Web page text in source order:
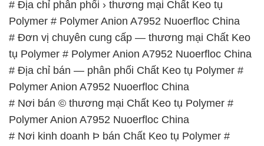
# Địa chỉ phân phối › thương mại Chất Keo tụ
Polymer # Polymer Anion A7952 Nuoerfloc China
# Đơn vị chuyên cung cấp — thương mại Chất Keo
tụ Polymer # Polymer Anion A7952 Nuoerfloc China
# Địa chỉ bán — phân phối Chất Keo tụ Polymer #
Polymer Anion A7952 Nuoerfloc China
# Nơi bán © thương mại Chất Keo tụ Polymer #
Polymer Anion A7952 Nuoerfloc China
# Nơi kinh doanh Þ bán Chất Keo tụ Polymer #